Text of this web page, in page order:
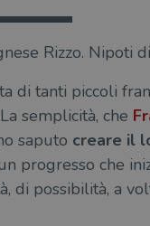
Rizzo. Nipoti
di tanti piccoli
semplicità, che
saputo creare il
progresso che
di possibilità, a